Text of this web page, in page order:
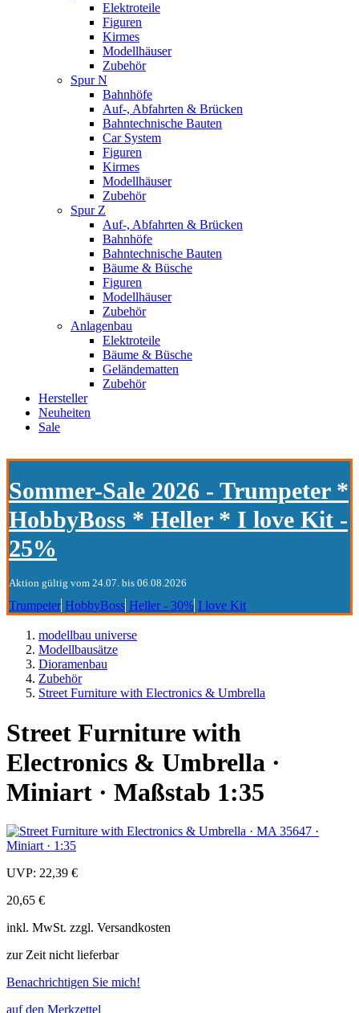
Elektroteile
Figuren
Kirmes
Modellhäuser
Zubehör
Spur N
Bahnhöfe
Auf-, Abfahrten & Brücken
Bahntechnische Bauten
Car System
Figuren
Kirmes
Modellhäuser
Zubehör
Spur Z
Auf-, Abfahrten & Brücken
Bahnhöfe
Bahntechnische Bauten
Bäume & Büsche
Figuren
Modellhäuser
Zubehör
Anlagenbau
Elektroteile
Bäume & Büsche
Geländematten
Zubehör
Hersteller
Neuheiten
Sale
Sommer-Sale 2026 - Trumpeter *
HobbyBoss * Heller * I love Kit -
25%
Aktion gültig vom 24.07. bis 06.08.2026
Trumpeter HobbyBoss Heller - 30% I love Kit
modellbau universe
Modellbausätze
Dioramenbau
Zubehör
Street Furniture with Electronics & Umbrella
Street Furniture with
Electronics & Umbrella ·
Miniart · Maßstab 1:35
UVP: 22,39 €
20,65 €
inkl. MwSt. zzgl. Versandkosten
zur Zeit nicht lieferbar
Benachrichtigen Sie mich!
auf den Merkzettel